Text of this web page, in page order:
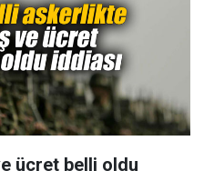
ücret belli oldu